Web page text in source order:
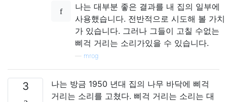
나는 대부분 좋은 결과를 내 집의 일부에
사용했습니다. 전반적으로 시도해 볼 가치
가 있습니다. 그러나 그들이 고칠 수없는
삐걱 거리는 소리가있을 수 있습니다.
mrog
3
나는 방금 1950 년대 집의 나무 바닥에 삐걱
거리는 소리를 고쳤다. 삐걱 거리는 소리는 대